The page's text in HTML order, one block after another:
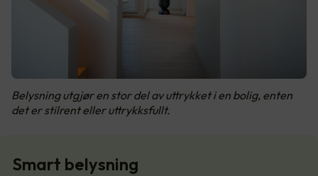
Belysning utgjør en stor del av uttrykket i en bolig, enten
det er stilrent eller uttrykksfullt.
Smart belysning